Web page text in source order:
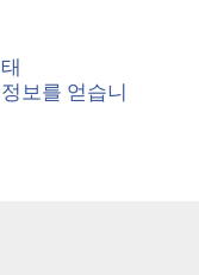
보를 얻습니